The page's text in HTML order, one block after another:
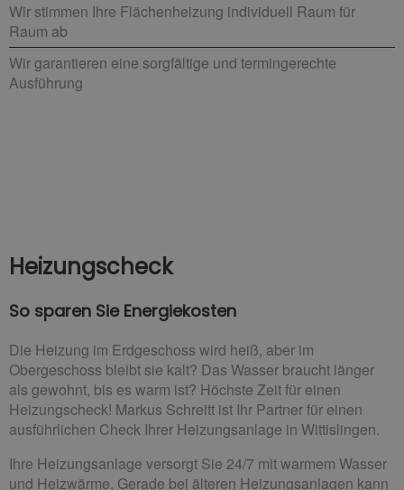
Wir stimmen Ihre Flächenheizung individuell Raum für
Raum ab
Wir garantieren eine sorgfältige und termingerechte
Ausführung
Heizungscheck
So sparen Sie Energiekosten
Die Heizung im Erdgeschoss wird heiß, aber im
Obergeschoss bleibt sie kalt? Das Wasser braucht länger
als gewohnt, bis es warm ist? Höchste Zeit für einen
Heizungscheck! Markus Schreitt ist Ihr Partner für einen
ausführlichen Check Ihrer Heizungsanlage in Wittislingen.
Ihre Heizungsanlage versorgt Sie 24/7 mit warmem Wasser
und Heizwärme. Gerade bei älteren Heizungsanlagen kann